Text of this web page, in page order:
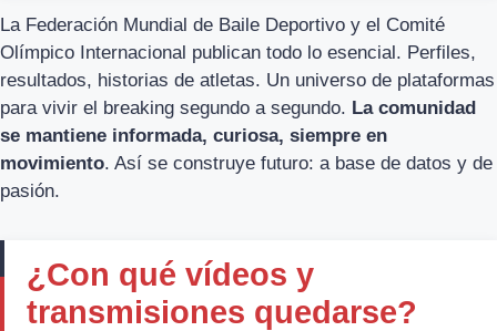
La Federación Mundial de Baile Deportivo y el Comité
Olímpico Internacional publican todo lo esencial. Perfiles,
resultados, historias de atletas. Un universo de plataformas
para vivir el breaking segundo a segundo. La comunidad
se mantiene informada, curiosa, siempre en
movimiento. Así se construye futuro: a base de datos y de
pasión.
¿Con qué vídeos y
transmisiones quedarse?